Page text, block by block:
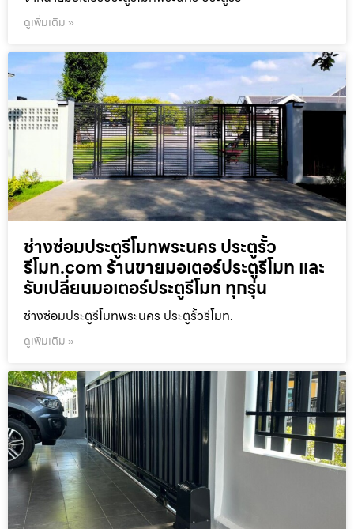
ดูเพิ่มเติม »
ช่างซ่อมประตูรีโมทพระนคร ประตูรั้ว
รีโมท.com ร้านขายมอเตอร์ประตูรีโมท และ
รับเปลี่ยนมอเตอร์ประตูรีโมท ทุกรุ่น
ช่างซ่อมประตูรีโมทพระนคร ประตูรั้วรีโมท.
ดูเพิ่มเติม »